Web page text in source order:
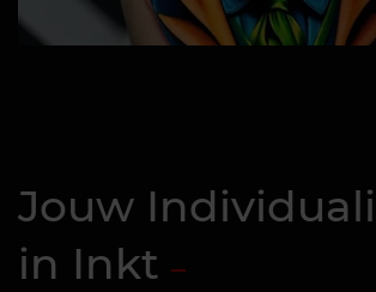
Jouw
in Inkt